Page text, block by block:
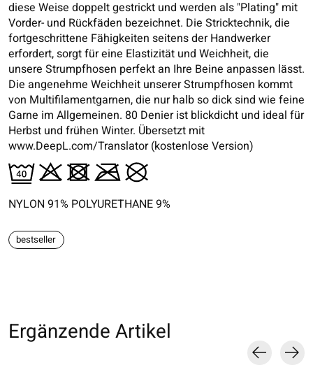
diese Weise doppelt gestrickt und werden als "Plating" mit
Vorder- und Rückfäden bezeichnet. Die Stricktechnik, die
fortgeschrittene Fähigkeiten seitens der Handwerker
erfordert, sorgt für eine Elastizität und Weichheit, die
unsere Strumpfhosen perfekt an Ihre Beine anpassen lässt.
Die angenehme Weichheit unserer Strumpfhosen kommt
von Multifilamentgarnen, die nur halb so dick sind wie feine
Garne im Allgemeinen. 80 Denier ist blickdicht und ideal für
Herbst und frühen Winter. Übersetzt mit
www.DeepL.com/Translator (kostenlose Version)
NYLON 91% POLYURETHANE 9%
bestseller
Ergänzende Artikel